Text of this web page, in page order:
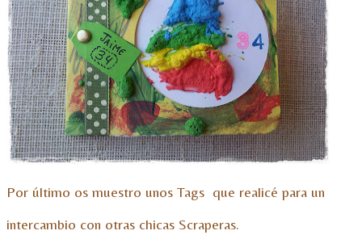
Por último os muestro unos Tags que realicé para un
intercambio con otras chicas Scraperas.